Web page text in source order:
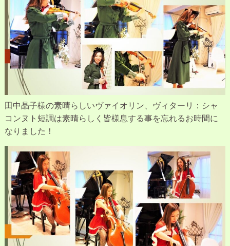
田中晶子様の素晴らしいヴァイオリン、ヴィターリ：シャ
コンヌト短調は素晴らしく皆様息する事を忘れるお時間に
なりました！